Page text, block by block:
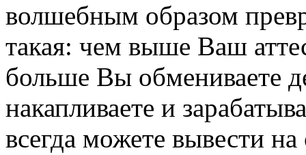
волшебным образом
такая: чем выше Ваш
больше Вы обмениваете
накапливаете и
всегда можете вывести